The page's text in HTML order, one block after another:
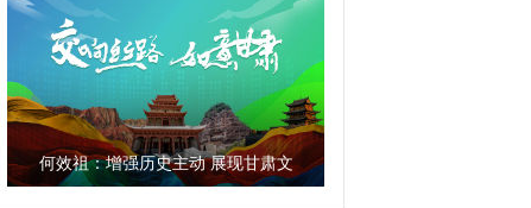
何效祖：增强历史主动 展现甘肃文